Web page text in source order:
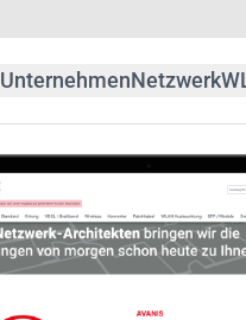
UnternehmenNetzwerk